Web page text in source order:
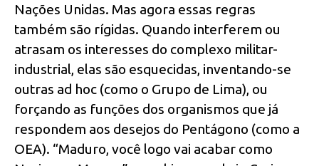
Nações Unidas. Mas agora essas regras
também são rígidas. Quando interferem ou
atrasam os interesses do complexo militar-
industrial, elas são esquecidas, inventando-se
outras ad hoc (como o Grupo de Lima), ou
forçando as funções dos organismos que já
respondem aos desejos do Pentágono (como a
OEA). “Maduro, você logo vai acabar como